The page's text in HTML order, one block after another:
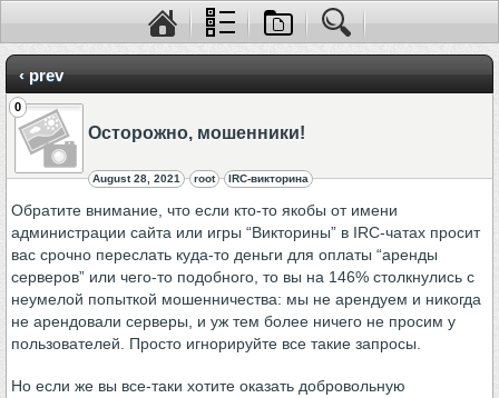
‹ prev
0
Осторожно, мошенники!
August 28, 2021 root IRC-викторина
Обратите внимание, что если кто-то якобы от имени
администрации сайта или игры “Викторины” в IRC-чатах просит
вас срочно переслать куда-то деньги для оплаты “аренды
серверов” или чего-то подобного, то вы на 146% столкнулись с
неумелой попыткой мошенничества: мы не арендуем и никогда
не арендовали серверы, и уж тем более ничего не просим у
пользователей. Просто игнорируйте все такие запросы.
Но если же вы все-таки хотите оказать добровольную